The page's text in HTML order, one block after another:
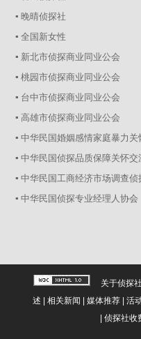
▪ 晚晴侦探社
▪ 全国新女性
▪ 新北市侦探商业同业公会
▪ 桃园市侦探商业同业公会
▪ 台中市侦探商业同业公会
▪ 高雄市侦探商业同业公会
▪ 中华民国婚姻感情家庭暴力关
▪ 中华民国侦探品质保障关怀交
▪ 中华民国工商经济市场调查侦
▪ 中华民国侦探专业经理人协会
关于侦探社
述
相关新闻 媒体推荐| 活
|侦探社收